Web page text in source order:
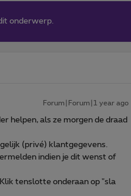
onderwerp.
Forum|Forum|1 year ago
helpen, als ze morgen de draad
(privé) klantgegevens.
indien je dit wenst of
tenslotte onderaan op "sla